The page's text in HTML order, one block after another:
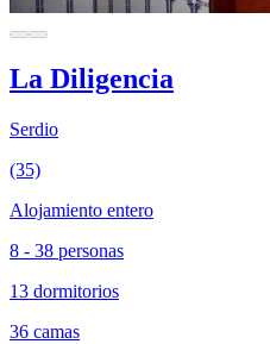
La Diligencia
Serdio
(35)
Alojamiento entero
8 - 38 personas
13 dormitorios
36 camas